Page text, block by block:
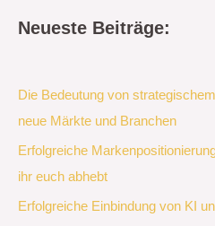
Neueste Beiträge:
Die Bedeutung von
neue Märkte und Branchen
Erfolgreiche
ihr euch abhebt
Erfolgreiche Einbindung von KI